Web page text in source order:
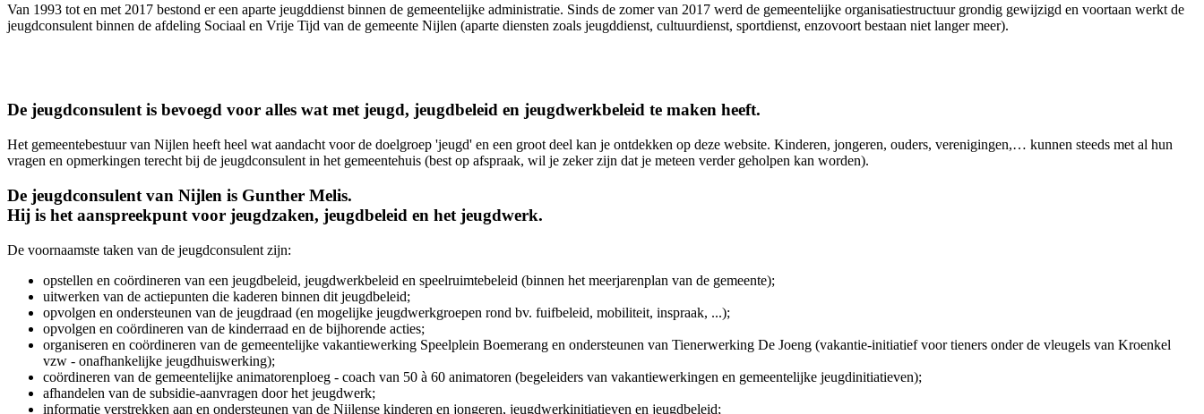
Van 1993 tot en met 2017 bestond er een aparte jeugddienst binnen de gemeentelijke administratie. Sinds de zomer van 2017 werd de gemeentelijke organisatiestructuur grondig gewijzigd en voortaan werkt de
jeugdconsulent binnen de afdeling Sociaal en Vrije Tijd van de gemeente Nijlen (aparte diensten zoals jeugddienst, cultuurdienst, sportdienst, enzovoort bestaan niet langer meer).
De jeugdconsulent is bevoegd voor alles wat met jeugd, jeugdbeleid en jeugdwerkbeleid te maken heeft.
Het gemeentebestuur van Nijlen heeft heel wat aandacht voor de doelgroep 'jeugd' en een groot deel kan je ontdekken op deze website. Kinderen, jongeren, ouders, verenigingen,… kunnen steeds met al hun
vragen en opmerkingen terecht bij de jeugdconsulent in het gemeentehuis (best op afspraak, wil je zeker zijn dat je meteen verder geholpen kan worden).
De jeugdconsulent van Nijlen is Gunther Melis.
Hij is het aanspreekpunt voor jeugdzaken, jeugdbeleid en het jeugdwerk.
De voornaamste taken van de jeugdconsulent zijn:
opstellen en coördineren van een jeugdbeleid, jeugdwerkbeleid en speelruimtebeleid (binnen het meerjarenplan van de gemeente);
uitwerken van de actiepunten die kaderen binnen dit jeugdbeleid;
opvolgen en ondersteunen van de jeugdraad (en mogelijke jeugdwerkgroepen rond bv. fuifbeleid, mobiliteit, inspraak, ...);
opvolgen en coördineren van de kinderraad en de bijhorende acties;
organiseren en coördineren van de gemeentelijke vakantiewerking Speelplein Boemerang en ondersteunen van Tienerwerking De Joeng (vakantie-initiatief voor tieners onder de vleugels van Kroenkel
vzw - onafhankelijke jeugdhuiswerking);
coördineren van de gemeentelijke animatorenploeg - coach van 50 à 60 animatoren (begeleiders van vakantiewerkingen en gemeentelijke jeugdinitiatieven);
afhandelen van de subsidie-aanvragen door het jeugdwerk;
informatie verstrekken aan en ondersteunen van de Nijlense kinderen en jongeren, jeugdwerkinitiatieven en jeugdbeleid;